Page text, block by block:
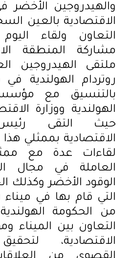
والهيدروجين الأخضر
الاقتصادية بالعين
التعاون ولقاء
مشاركة المنطقة
ملتقى الهيدروجين
روتردام الهولندية في
بالتنسيق مع
الهولندية ووزارة
حيث التقى
الاقتصادية بممثلي
لقاءات عدة مع
العاملة في مجال
الوقود الأخضر وكذلك
التي قام بها في ميناء
من الحكومة
التعاون بين الميناء
الاقتصادية،